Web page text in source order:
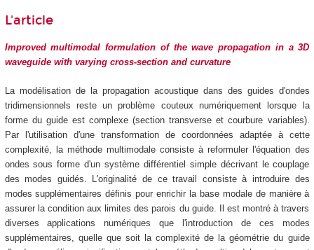
L'article
Improved multimodal formulation of the wave propagation in a 3D
waveguide with varying cross-section and curvature
La modélisation de la propagation acoustique dans des guides d'ondes
tridimensionnels reste un problème couteux numériquement lorsque la
forme du guide est complexe (section transverse et courbure variables).
Par l'utilisation d'une transformation de coordonnées adaptée à cette
complexité, la méthode multimodale consiste à reformuler l'équation des
ondes sous forme d'un système différentiel simple décrivant le couplage
des modes guidés. L'originalité de ce travail consiste à introduire des
modes supplémentaires définis pour enrichir la base modale de manière à
assurer la condition aux limites des parois du guide. Il est montré à travers
diverses applications numériques que l'introduction de ces modes
supplémentaires, quelle que soit la complexité de la géométrie du guide